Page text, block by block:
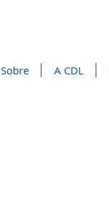
Sobre A CDL